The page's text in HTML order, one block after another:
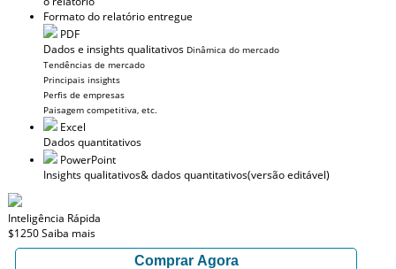
Formato do relatório entregue
PDF
Dados e insights qualitativos Dinâmica do mercado
Tendências de mercado
Principais insights
Perfis de empresas
Paisagem competitiva, etc.
Excel
Dados quantitativos
PowerPoint
Insights qualitativos& dados quantitativos(versão editável)
Inteligência Rápida
$1250Saiba mais
Comprar Agora